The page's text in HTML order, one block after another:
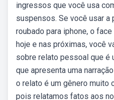
ingressos que você usa
suspensos. Se você usar
roubado para iphone, o
hoje e nas próximas, você
sobre relato pessoal que é
que apresenta uma
o relato é um gênero muito
pois relatamos fatos aos